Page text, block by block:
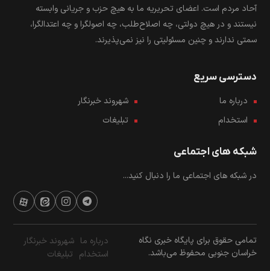
آحاد مردم است. اعضای تحریریه ما به هیچ حزب و جریانی وابسته
نیستند و در هیچ دولتی، چه اصلاح‌طلب، چه اصولگرا و چه اعتدالگرا،
سمتی ندارند و چنین مسئولیتی را نیز نمی‌پذیرند.
دسترسی سریع
درباره ما
شهروند خبرنگار
استخدام
تبلیغات
شبکه های اجتماعی
در شبکه های اجتماعی ما را دنبال کنید...
تمامی حقوق برای پایگاه خبری نگاه
خراسان جنوبی محفوظ می‌باشد.
درباره ما شهروند خبرنگار
استخدام تبلیغات